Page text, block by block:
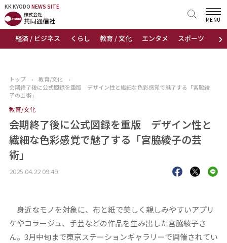
KK KYODO NEWS SITE
›
経済 / ビジネス くらし 教育 / 文化 エンタメ スポーツ 地域
MENU
KK KYODONEWS SITE
トップページ
ニュース
おすすめコンテンツ
出版物
会社概要
トップ › 教育/文化
›
会期終了後に公式図録を重版 デザイン性と繊細な色彩感覚で魅了する「宮脇綾
子の芸術」
教育/文化
会期終了後に公式図録を重版 デザイン性と
繊細な色彩感覚で魅了する「宮脇綾子の芸
術」
2025.04.22 09:49
身近なモノを対象に、布と紙で美しく親しみやすいアプリ
ケやコラージュ、手芸などの作品を生み出した宮脇綾子さ
ん。3月中旬まで東京ステーションギャラリーで開催されてい